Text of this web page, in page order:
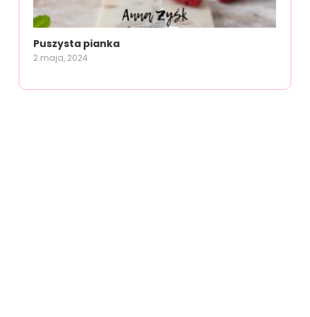
Puszysta pianka
2 maja, 2024